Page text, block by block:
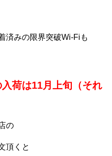
済みの限界突破Wi-Fiも
荷は11月上旬（それ
の
頂くと